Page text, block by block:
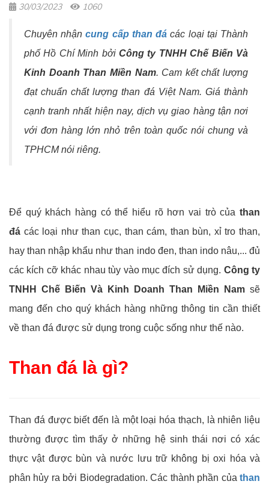
30/03/2023 1060
Chuyên nhậncung cấp than đá các loại tại Thành
phố Hồ Chí Minh bởi Công ty TNHH Chế Biến Và
Kinh Doanh Than Miền Nam. Cam kết chất lượng
đạt chuẩn chất lượng than đá Việt Nam. Giá thành
cạnh tranh nhất hiện nay, dịch vụ giao hàng tận nơi
với đơn hàng lớn nhỏ trên toàn quốc nói chung và
TPHCM nói riêng.
Để quý khách hàng có thể hiểu rõ hơn vai trò của than
đá các loại như than cục, than cám, than bùn, xỉ tro than,
hay than nhập khẩu như than indo đen, than indo nâu,... đủ
các kích cỡ khác nhau tùy vào mục đích sử dụng. Công ty
TNHH Chế Biến Và Kinh Doanh Than Miền Nam sẽ
mang đến cho quý khách hàng những thông tin cần thiết
về than đá được sử dụng trong cuộc sống như thế nào.
Than đá là gì?
Than đá được biết đến là một loại hóa thạch, là nhiên liệu
thường được tìm thấy ở những hệ sinh thái nơi có xác
thực vật được bùn và nước lưu trữ không bị oxi hóa và
phân hủy ra bởi Biodegradation. Các thành phần của than